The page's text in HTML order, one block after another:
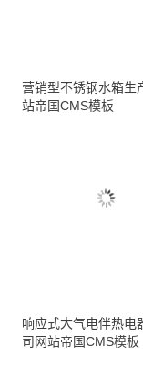
营销型不锈钢水箱生
站帝国CMS模板
响应式大气电伴热电
司网站帝国CMS模板